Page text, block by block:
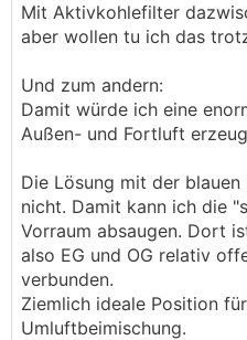
Mit Aktivkohlefilter
aber wollen tu ich das
Und zum andern:
Damit würde ich eine
Außen- und Fortluft
Die Lösung mit der
nicht. Damit kann ich die
Vorraum absaugen. Dort
also EG und OG relativ
verbunden.
Ziemlich ideale Position
Umluftbeimischung.